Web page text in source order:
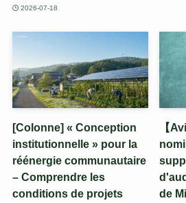
2026-07-18
[Colonne] « Conception
institutionnelle » pour la
réénergie communautaire
– Comprendre les
conditions de projets
【
de